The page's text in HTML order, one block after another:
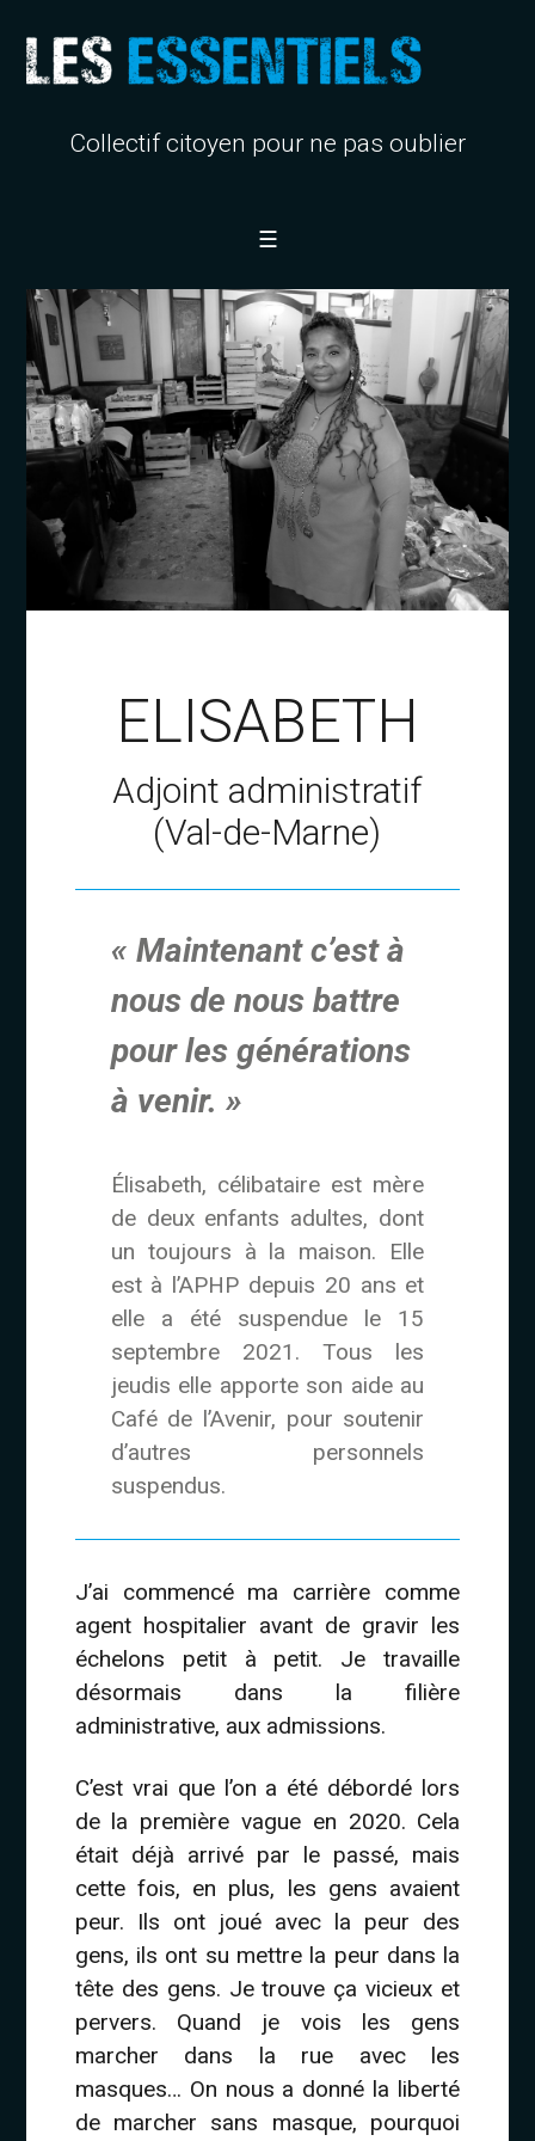
Collectif citoyen pour ne pas oublier
☰
ELISABETH
Adjoint administratif
(Val-de-Marne)
« Maintenant c’est à
nous de nous battre
pour les générations
à venir. »
Élisabeth, célibataire est mère
de deux enfants adultes, dont
un toujours à la maison. Elle
est à l’APHP depuis 20 ans et
elle a été suspendue le 15
septembre 2021. Tous les
jeudis elle apporte son aide au
Café de l’Avenir, pour soutenir
d’autres personnels
suspendus.
J’ai commencé ma carrière comme
agent hospitalier avant de gravir les
échelons petit à petit. Je travaille
désormais dans la filière
administrative, aux admissions.
C’est vrai que l’on a été débordé lors
de la première vague en 2020. Cela
était déjà arrivé par le passé, mais
cette fois, en plus, les gens avaient
peur. Ils ont joué avec la peur des
gens, ils ont su mettre la peur dans la
tête des gens. Je trouve ça vicieux et
pervers. Quand je vois les gens
marcher dans la rue avec les
masques… On nous a donné la liberté
de marcher sans masque, pourquoi